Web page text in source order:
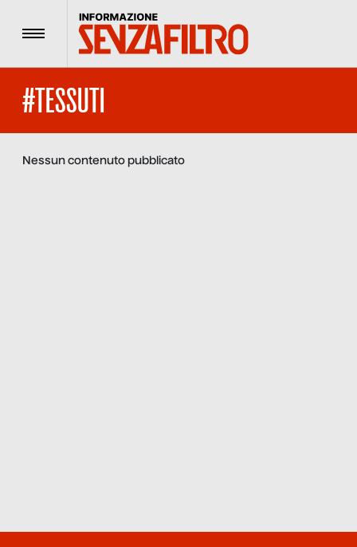
Menu
#TESSUTI
Nessun contenuto pubblicato